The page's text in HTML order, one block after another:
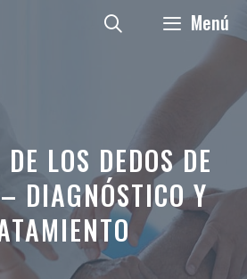
Menú
LOS DEDOS DE
DIAGNÓSTICO Y